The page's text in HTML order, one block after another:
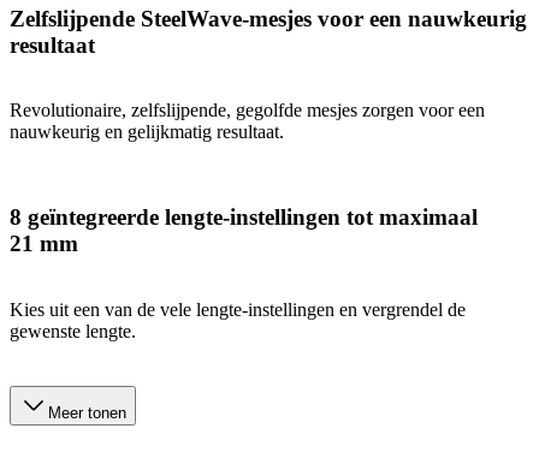
Zelfslijpende SteelWave-mesjes voor een nauwkeurig
resultaat
Revolutionaire, zelfslijpende, gegolfde mesjes zorgen voor een
nauwkeurig en gelijkmatig resultaat.
8 geïntegreerde lengte-instellingen tot maximaal
21 mm
Kies uit een van de vele lengte-instellingen en vergrendel de
gewenste lengte.
Meer tonen